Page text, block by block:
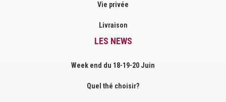
Vie privée
Livraison
LES NEWS
Week end du 18-19-20 Juin
Quel thé choisir?